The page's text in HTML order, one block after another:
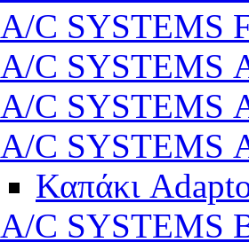
A/C SYSTEMS
A/C SYSTEMS
A/C SYSTEMS
A/C SYSTEMS
Καπάκι
A/C SYSTEMS